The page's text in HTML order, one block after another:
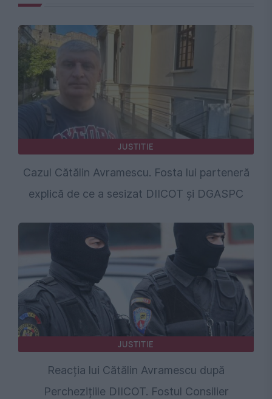
JUSTITIE
Cazul Cătălin Avramescu. Fosta lui parteneră
explică de ce a sesizat DIICOT și DGASPC
JUSTITIE
Reacția lui Cătălin Avramescu după
Perchezițiile DIICOT. Fostul Consilier